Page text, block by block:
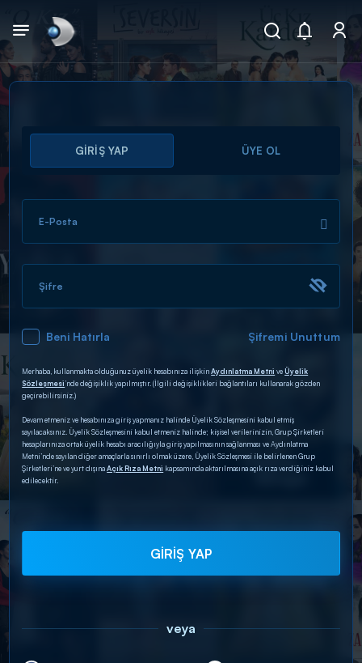
Arama
ARAMA SONUÇLARI
DİĞER SONUÇLAR
GİRİŞ YAP ÜYE OL
E-Posta
Şifre
Beni Hatırla Şifremi Unuttum
Merhaba, kullanmakta olduğunuz üyelik hesabınıza ilişkinAydınlatma Metni veÜyelik
Sözleşmesi’nde değişiklik yapılmıştır. (İlgili değişiklikleri bağlantıları kullanarak gözden
geçirebilirsiniz.)
Devam etmeniz ve hesabınıza giriş yapmanız halinde Üyelik Sözleşmesini kabul etmiş
sayılacaksınız. Üyelik Sözleşmesini kabul etmeniz halinde; kişisel verilerinizin, Grup Şirketleri
hesaplarınıza ortak üyelik hesabı aracılığıyla giriş yapılmasının sağlanması ve Aydınlatma
Metni’nde sayılan diğer amaçlarla sınırlı olmak üzere, Üyelik Sözleşmesi ile belirlenen Grup
Şirketleri’ne ve yurt dışınaAçık Rıza Metni kapsamında aktarılmasına açık rıza verdiğiniz kabul
edilecektir.
GİRİŞ YAP
veya